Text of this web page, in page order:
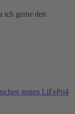
ich gerne den
gegen LiFePo4